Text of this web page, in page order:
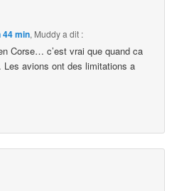
44 min, Muddya dit :
Corse… c’est vrai que quand ca
Les avions ont des limitations a